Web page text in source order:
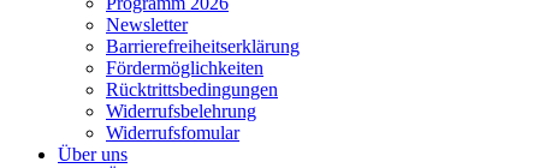
Newsletter
Barrierefreiheitserklärung
Fördermöglichkeiten
Rücktrittsbedingungen
Widerrufsbelehrung
Widerrufsfomular
Über uns